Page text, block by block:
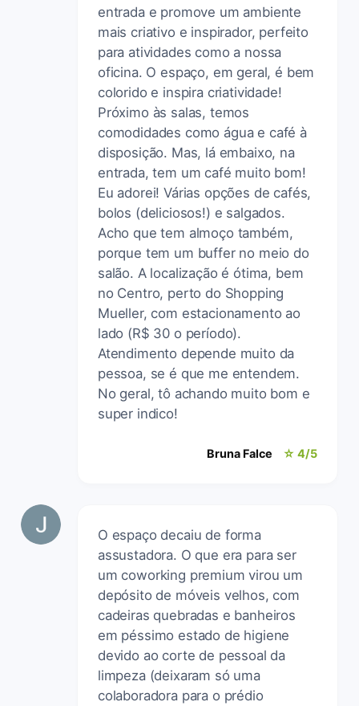
entrada e promove um ambiente
mais criativo e inspirador, perfeito
para atividades como a nossa
oficina. O espaço, em geral, é bem
colorido e inspira criatividade!
Próximo às salas, temos
comodidades como água e café à
disposição. Mas, lá embaixo, na
entrada, tem um café muito bom!
Eu adorei! Várias opções de cafés,
bolos (deliciosos!) e salgados.
Acho que tem almoço também,
porque tem um buffer no meio do
salão. A localização é ótima, bem
no Centro, perto do Shopping
Mueller, com estacionamento ao
lado (R$ 30 o período).
Atendimento depende muito da
pessoa, se é que me entendem.
No geral, tô achando muito bom e
super indico!
Bruna Falce ☆ 4/5
O espaço decaiu de forma
assustadora. O que era para ser
um coworking premium virou um
depósito de móveis velhos, com
cadeiras quebradas e banheiros
em péssimo estado de higiene
devido ao corte de pessoal da
limpeza (deixaram só uma
colaboradora para o prédio